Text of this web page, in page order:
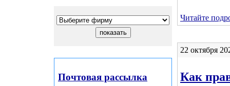
Почтовая рассылка
Читайте
22 октября
Как